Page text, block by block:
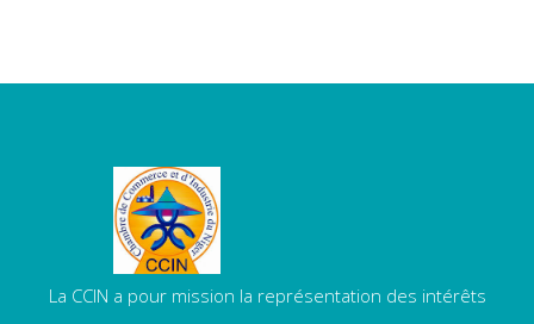
La CCIN a pour mission la représentation des intérêts